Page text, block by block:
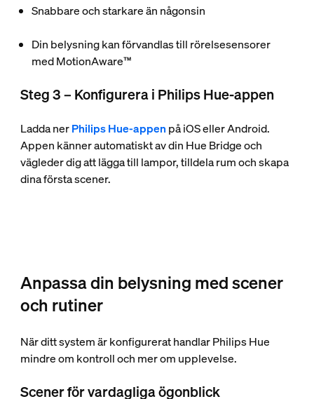
Snabbare och starkare än någonsin
Din belysning kan förvandlas till rörelsesensorer
med MotionAware™
Steg 3 – Konfigurera i Philips Hue-appen
Ladda nerPhilips Hue-appen på iOS eller Android.
Appen känner automatiskt av din Hue Bridge och
vägleder dig att lägga till lampor, tilldela rum och skapa
dina första scener.
Anpassa din belysning med scener
och rutiner
När ditt system är konfigurerat handlar Philips Hue
mindre om kontroll och mer om upplevelse.
Scener för vardagliga ögonblick